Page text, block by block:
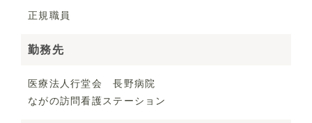
正規職員
勤務先
医療法人行堂会 長野病院
ながの訪問看護ステーション